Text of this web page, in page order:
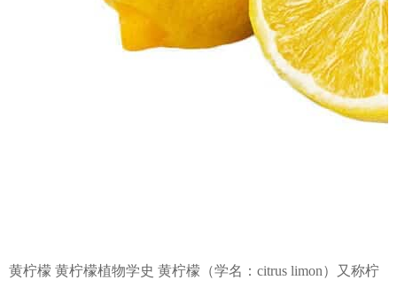
黄柠檬 黄柠檬植物学史 黄柠檬（学名：citrus limon）又称柠